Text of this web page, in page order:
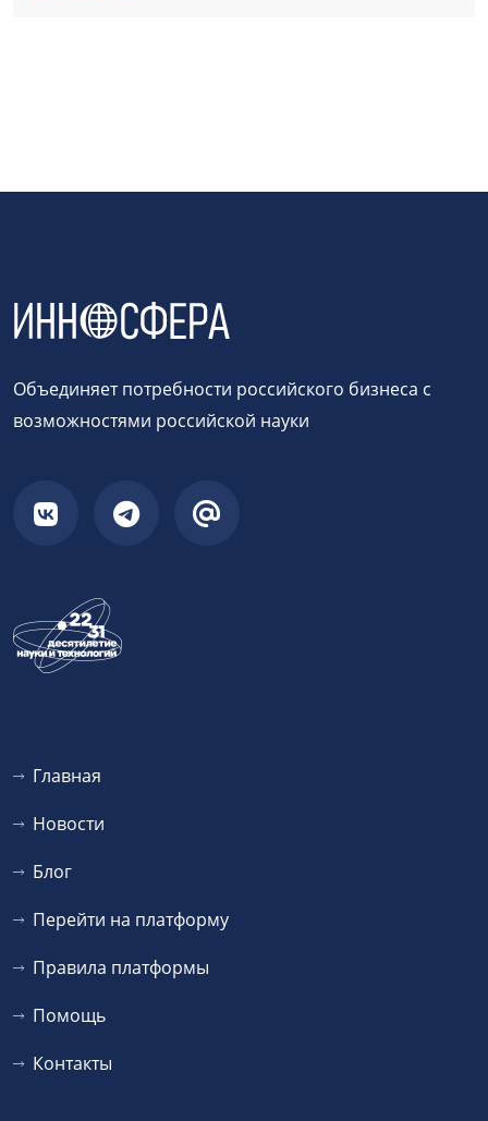
Объединяет потребности российского бизнеса с
возможностями российской науки
Главная
Новости
Блог
Перейти на платформу
Правила платформы
Помощь
Контакты